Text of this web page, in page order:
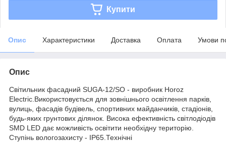
Купити
Опис Характеристики Доставка Оплата Умови
Опис
Світильник фасадний SUGA-12/SO - виробник Horoz
Electric.Використовується для зовнішнього освітлення парків,
вулиць, фасадів будівель, спортивних майданчиків, стадіонів,
будь-яких грунтових ділянок. Висока ефективність світлодіодів
SMD LED дає можливість освітити необхідну територію.
Cтупінь вологозахисту - IP65.Технічні